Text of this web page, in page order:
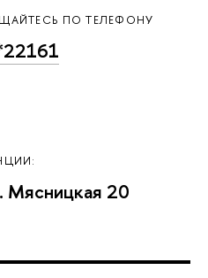
ПО ТЕЛЕФОНУ
Мясницкая 20